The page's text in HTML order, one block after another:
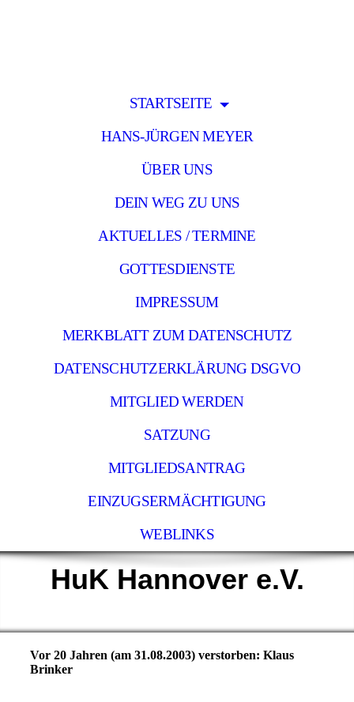
STARTSEITE
HANS-JÜRGEN MEYER
ÜBER UNS
DEIN WEG ZU UNS
AKTUELLES / TERMINE
GOTTESDIENSTE
IMPRESSUM
MERKBLATT ZUM DATENSCHUTZ
DATENSCHUTZERKLÄRUNG DSGVO
MITGLIED WERDEN
SATZUNG
MITGLIEDSANTRAG
EINZUGSERMÄCHTIGUNG
WEBLINKS
HuK Hannover e.V.
Vor 20 Jahren (am 31.08.2003) verstorben: Klaus
Brinker